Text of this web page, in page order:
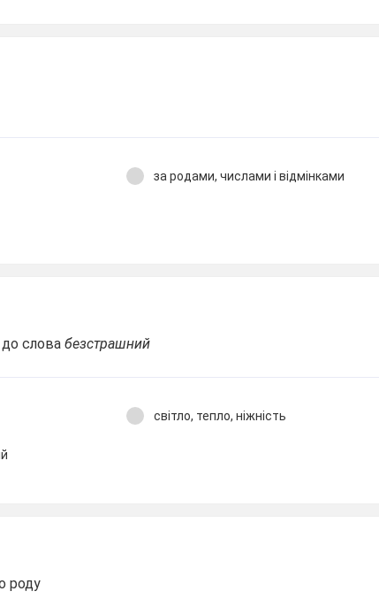
за родами, числами і відмінками
до словабезстрашний
світло, тепло, ніжність
роду